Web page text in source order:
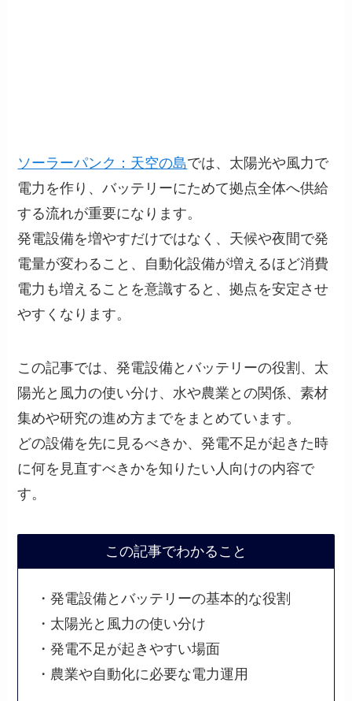
ソーラーパンク：天空の島では、太陽光や風力で
電力を作り、バッテリーにためて拠点全体へ供給
する流れが重要になります。
発電設備を増やすだけではなく、天候や夜間で発
電量が変わること、自動化設備が増えるほど消費
電力も増えることを意識すると、拠点を安定させ
やすくなります。
この記事では、発電設備とバッテリーの役割、太
陽光と風力の使い分け、水や農業との関係、素材
集めや研究の進め方までをまとめています。
どの設備を先に見るべきか、発電不足が起きた時
に何を見直すべきかを知りたい人向けの内容で
す。
この記事でわかること
・発電設備とバッテリーの基本的な役割
・太陽光と風力の使い分け
・発電不足が起きやすい場面
・農業や自動化に必要な電力運用